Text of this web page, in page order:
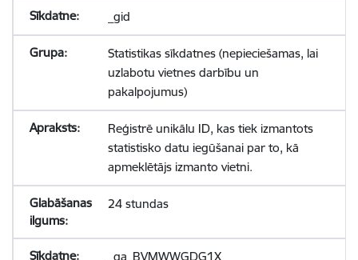
_gid
Statistikas sīkdatnes (nepieciešamas, lai
uzlabotu vietnes darbību un
pakalpojumus)
Reģistrē unikālu ID, kas tiek izmantots
statistisko datu iegūšanai par to, kā
apmeklētājs izmanto vietni.
24 stundas
_ga_BVMWWGDG1X